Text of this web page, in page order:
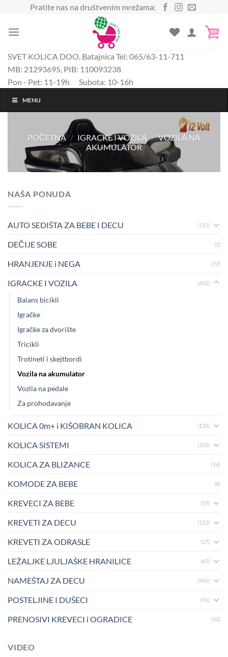
sadržaj
Pratite nas na društvenim mrežama:
SVET KOLICA DOO, Batajnica Tel: 065/63-11-711
MB: 21293695, PIB: 110093238
Pon - Pet: 11-19h Subota: 10-16h
MENU
POČETNA / IGRACKE I VOZILA / VOZILA NA
AKUMULATOR
NAŠA PONUDA
AUTO SEDIŠTA ZA BEBE I DECU (115)
DEČIJE SOBE (1)
HRANJENJE i NEGA (72)
IGRACKE I VOZILA (452)
Balans bicikli
Igračke
Igračke za dvorište
Tricikli
Trotineti i skejtbordi
Vozila na akumulator
Vozila na pedale
Za prohodavanje
KOLICA 0m+ i KIŠOBRAN KOLICA (118)
KOLICA SISTEMI (105)
KOLICA ZA BLIZANCE (14)
KOMODE ZA BEBE (8)
KREVECI ZA BEBE (59)
KREVETI ZA DECU (152)
KREVETI ZA ODRASLE (17)
LEŽALJKE LJULJAŠKE HRANILICE (67)
NAMEŠTAJ ZA DECU (445)
POSTELJINE I DUŠECI (91)
PRENOSIVI KREVECI i OGRADICE (50)
VIDEO